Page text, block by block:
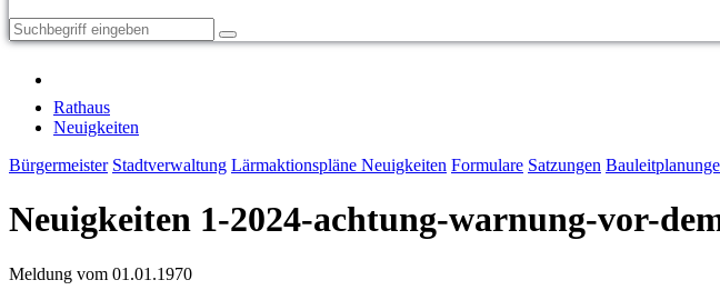
Rathaus
Neuigkeiten
Bürgermeister Stadtverwaltung Lärmaktionspläne Neuigkeiten Formulare Satzungen
Neuigkeiten 1-2024-achtung-warnung-vor-
Meldung vom 01.01.1970